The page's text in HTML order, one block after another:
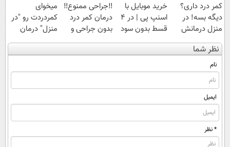
کمر درد داری؟
دیگه بسه! در
منزل درمانش
کن
(◀پرسش‌نامه)
خرید موبایل با
اسنپ پی | در ۴
قسط بدون سود
و کارمزد!
‼️جراحی ممنوع‼️
درمان کمر درد
بدون جراحی و
دوره نقاهت
میخوای
کمردردت رو "در
منزل" درمان
کنی؟ (◂فیلم +
◂پرسش‌نامه)
نظر شما
نام
ایمیل
* نظر